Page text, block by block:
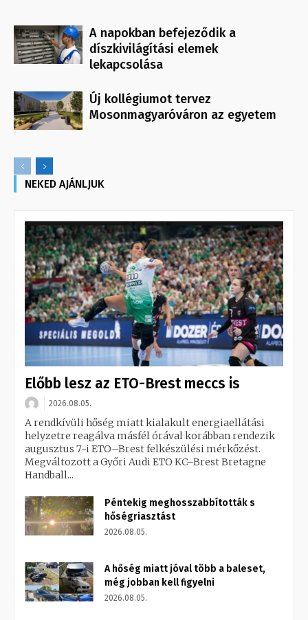
A napokban befejeződik a
díszkivilágítási elemek
lekapcsolása
Új kollégiumot tervez
Mosonmagyaróváron az egyetem
NEKED AJÁNLJUK
Előbb lesz az ETO-Brest meccs is
2026.08.05.
A rendkívüli hőség miatt kialakult energiaellátási
helyzetre reagálva másfél órával korábban rendezik
augusztus 7-i ETO–Brest felkészülési mérkőzést.
Megváltozott a Győri Audi ETO KC–Brest Bretagne
Handball...
Péntekig meghosszabbították s
hőségriasztást
2026.08.05.
A hőség miatt jóval több a baleset,
még jobban kell figyelni
2026.08.05.